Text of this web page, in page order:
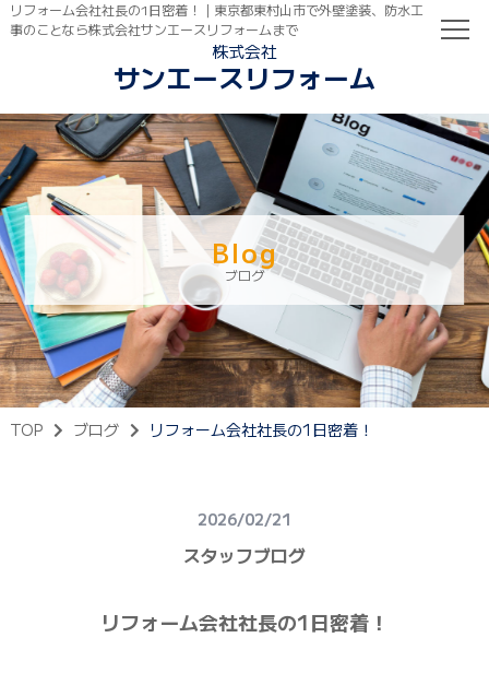
リフォーム会社社長の1日密着！｜東京都東村山市で外壁塗装、防水工
事のことなら株式会社サンエースリフォームまで
株式会社
サンエースリフォーム
初めての方へ
ご依頼の流れ
Blog
ブログ
TOP ブログ リフォーム会社社長の1日密着！
2026/02/21
スタッフブログ
リフォーム会社社長の1日密着！